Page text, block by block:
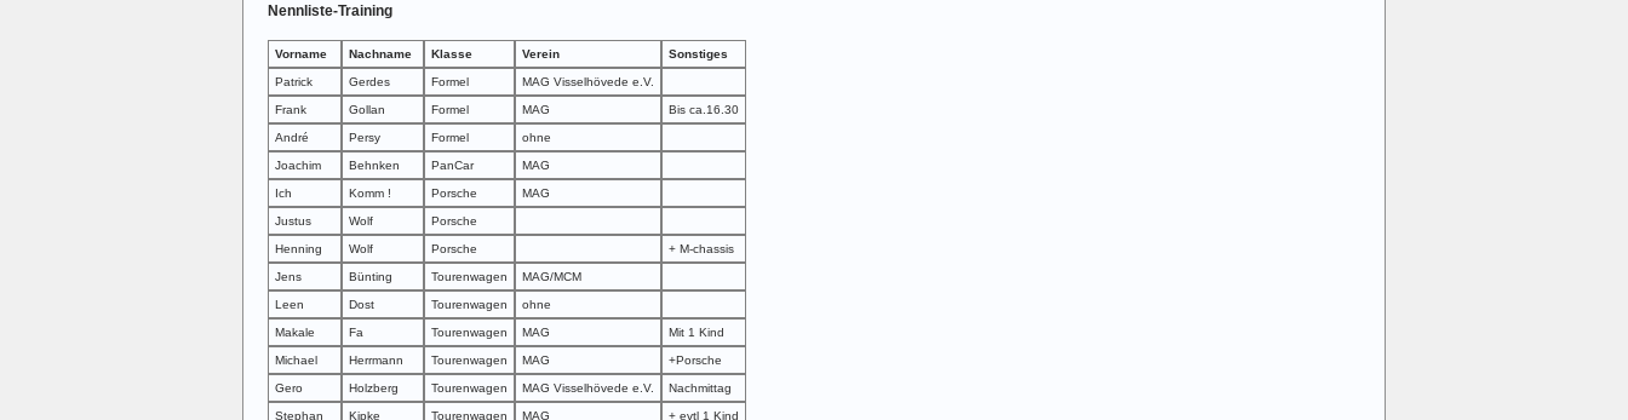
Nennliste-Training
Vorname Nachname Klasse Verein Sonstiges
Patrick Gerdes Formel MAG Visselhövede e.V.
Frank Gollan Formel MAG Bis ca.16.30
André Persy Formel ohne
Joachim Behnken PanCar MAG
Ich Komm ! Porsche MAG
Justus Wolf Porsche
Henning Wolf Porsche + M-chassis
Jens Bünting Tourenwagen MAG/MCM
Leen Dost Tourenwagen ohne
Makale Fa Tourenwagen MAG Mit 1 Kind
Michael Herrmann Tourenwagen MAG +Porsche
Gero Holzberg Tourenwagen MAG Visselhövede e.V. Nachmittag
Stephan Kipke Tourenwagen MAG + evtl 1 Kind